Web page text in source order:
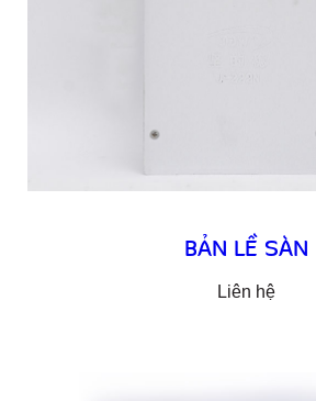
BẢN LỀ SÀN
Liên hệ